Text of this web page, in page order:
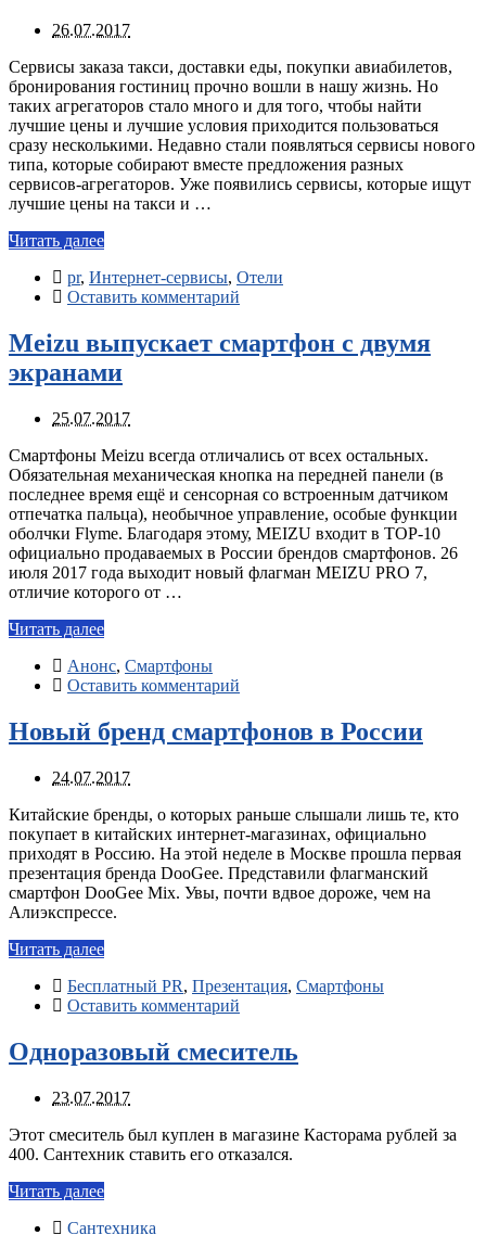
26.07.2017
Сервисы заказа такси, доставки еды, покупки авиабилетов,
бронирования гостиниц прочно вошли в нашу жизнь. Но
таких агрегаторов стало много и для того, чтобы найти
лучшие цены и лучшие условия приходится пользоваться
сразу несколькими. Недавно стали появляться сервисы нового
типа, которые собирают вместе предложения разных
сервисов-агрегаторов. Уже появились сервисы, которые ищут
лучшие цены на такси и …
Читать далее
pr, Интернет-сервисы, Отели
Оставить комментарий
Meizu выпускает смартфон с двумя
экранами
25.07.2017
Смартфоны Meizu всегда отличались от всех остальных.
Обязательная механическая кнопка на передней панели (в
последнее время ещё и сенсорная со встроенным датчиком
отпечатка пальца), необычное управление, особые функции
оболчки Flyme. Благодаря этому, MEIZU входит в ТОР-10
официально продаваемых в России брендов смартфонов. 26
июля 2017 года выходит новый флагман MEIZU PRO 7,
отличие которого от …
Читать далее
Анонс, Смартфоны
Оставить комментарий
Новый бренд смартфонов в России
24.07.2017
Китайские бренды, о которых раньше слышали лишь те, кто
покупает в китайских интернет-магазинах, официально
приходят в Россию. На этой неделе в Москве прошла первая
презентация бренда DooGee. Представили флагманский
смартфон DooGee Mix. Увы, почти вдвое дороже, чем на
Алиэкспрессе.
Читать далее
Бесплатный PR, Презентация, Смартфоны
Оставить комментарий
Одноразовый смеситель
23.07.2017
Этот смеситель был куплен в магазине Касторама рублей за
400. Сантехник ставить его отказался.
Читать далее
Сантехника